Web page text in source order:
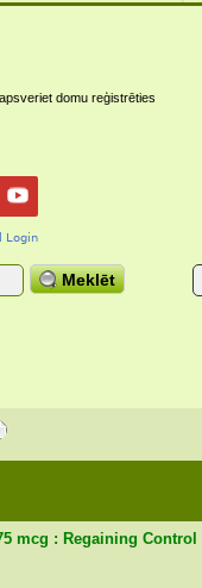
domu reģistrēties
Meklēt
mcg : Regaining Control